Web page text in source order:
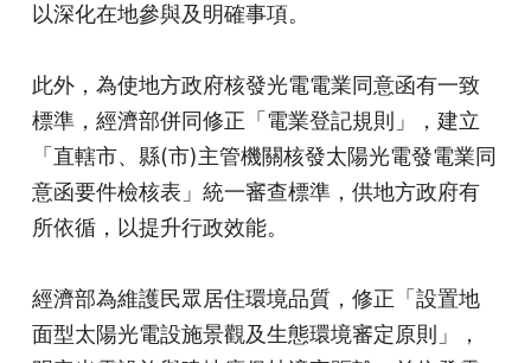
以深化在地參與及明確事項。
此外，為使地方政府核發光電電業同意函有一致
標準，經濟部併同修正「電業登記規則」，建立
「直轄市、縣(市)主管機關核發太陽光電發電業同
意函要件檢核表」統一審查標準，供地方政府有
所依循，以提升行政效能。
經濟部為維護民眾居住環境品質，修正「設置地
面型太陽光電設施景觀及生態環境審定原則」，